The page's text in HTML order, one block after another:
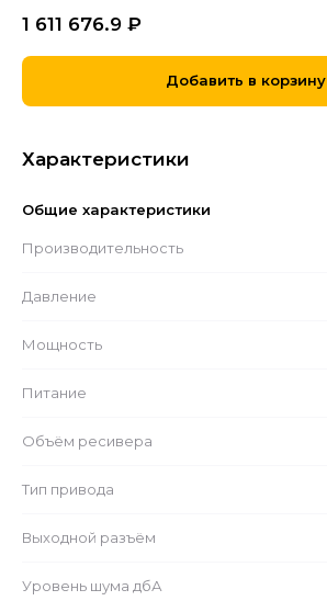
1 611 676.9 ₽
Добавить в корзину
Характеристики
Общие характеристики
Производительность
Давление
Мощность
Питание
Объём ресивера
Тип привода
Выходной разъём
Уровень шума дбА